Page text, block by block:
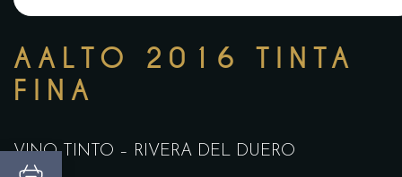
AALTO 2016 TINTA
FINA
VINO TINTO – RIVERA DEL DUERO